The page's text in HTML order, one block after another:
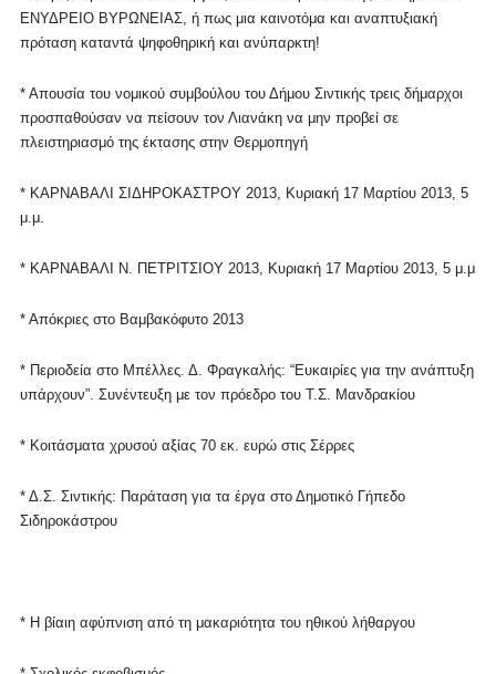
ΕΝΥΔΡΕΙΟ ΒΥΡΩΝΕΙΑΣ, ή πως μια καινοτόμα και αναπτυξιακή
πρόταση καταντά ψηφοθηρική και ανύπαρκτη!
* Απουσία του νομικού συμβούλου του Δήμου Σιντικής τρεις δήμαρχοι
προσπαθούσαν να πείσουν τον Λιανάκη να μην προβεί σε
πλειστηριασμό της έκτασης στην Θερμοπηγή
* ΚΑΡΝΑΒΑΛΙ ΣΙΔΗΡΟΚΑΣΤΡΟΥ 2013, Κυριακή 17 Μαρτίου 2013, 5
μ.μ.
* ΚΑΡΝΑΒΑΛΙ Ν. ΠΕΤΡΙΤΣΙΟΥ 2013, Κυριακή 17 Μαρτίου 2013, 5 μ.μ
* Απόκριες στο Βαμβακόφυτο 2013
* Περιοδεία στο Μπέλλες. Δ. Φραγκαλής: “Ευκαιρίες για την ανάπτυξη
υπάρχουν”. Συνέντευξη με τον πρόεδρο του Τ.Σ. Μανδρακίου
* Κοιτάσματα χρυσού αξίας 70 εκ. ευρώ στις Σέρρες
* Δ.Σ. Σιντικής: Παράταση για τα έργα στο Δημοτικό Γήπεδο
Σιδηροκάστρου
* Η βίαιη αφύπνιση από τη μακαριότητα του ηθικού λήθαργου